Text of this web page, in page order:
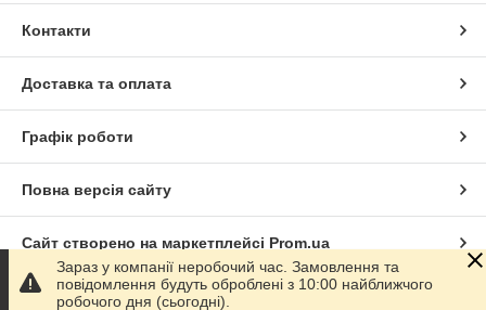
Контакти
Доставка та оплата
Графік роботи
Повна версія сайту
Сайт створено на маркетплейсі Prom.ua
Політика конфіденційності
Зараз у компанії неробочий час. Замовлення та
повідомлення будуть оброблені з 10:00 найближчого
робочого дня (сьогодні).